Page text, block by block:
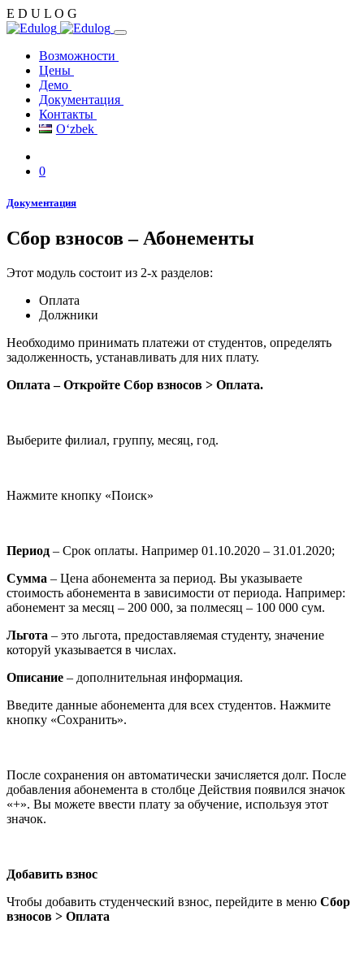
E D U L O G
Возможности
Цены
Демо
Документация
Контакты
Oʻzbek
0
Документация
Сбор взносов – Абонементы
Этот модуль состоит из 2-х разделов:
Оплата
Должники
Необходимо принимать платежи от студентов, определять
задолженность, устанавливать для них плату.
Оплата – Откройте Сбор взносов > Оплата.
Выберите филиал, группу, месяц, год.
Нажмите кнопку «Поиск»
Период – Срок оплаты. Например 01.10.2020 – 31.01.2020;
Сумма – Цена абонемента за период. Вы указываете
стоимость абонемента в зависимости от периода. Например:
абонемент за месяц – 200 000, за полмесяц – 100 000 сум.
Льгота – это льгота, предоставляемая студенту, значение
которуй указывается в числах.
Описание – дополнительная информация.
Введите данные абонемента для всех студентов. Нажмите
кнопку «Сохранить».
После сохранения он автоматически зачисляется долг. После
добавления абонемента в столбце Действия появился значок
«+». Вы можете ввести плату за обучение, используя этот
значок.
Добавить взнос
Чтобы добавить студенческий взнос, перейдите в меню Сбор
взносов > Оплата